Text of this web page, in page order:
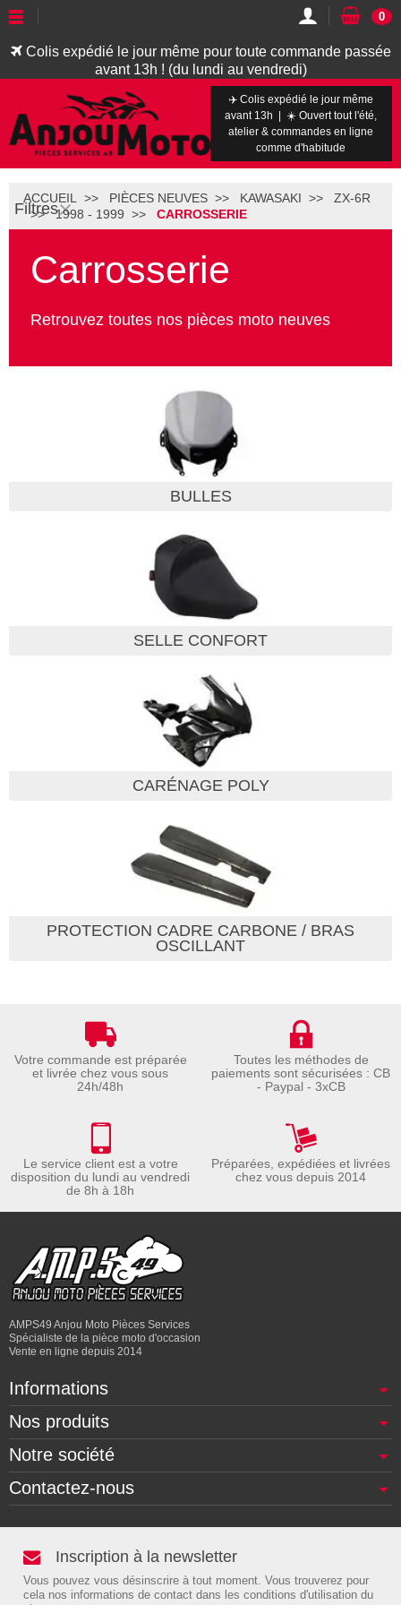
Colis expédié le jour même pour toute commande passée
avant 13h ! (du lundi au vendredi)
0
✈️ Colis expédié le jour même
avant 13h | ☀️ Ouvert tout l'été,
atelier & commandes en ligne
comme d'habitude
Filtres
ACCUEIL PIÈCES NEUVES KAWASAKI
ZX-6R
1998 - 1999
CARROSSERIE
Carrosserie
Retrouvez toutes nos pièces moto neuves
BULLES
SELLE CONFORT
CARÉNAGE POLY
PROTECTION CADRE CARBONE / BRAS
OSCILLANT
Votre commande est préparée
et livrée chez vous sous
24h/48h
Toutes les méthodes de
paiements sont sécurisées : CB
- Paypal - 3xCB
Le service client est a votre
disposition du lundi au vendredi
de 8h à 18h
Préparées, expédiées et livrées
chez vous depuis 2014
AMPS49 Anjou Moto Pièces Services
Spécialiste de la pièce moto d'occasion
Vente en ligne depuis 2014
Informations
Nos produits
Notre société
Contactez-nous
Inscription à la newsletter
Vous pouvez vous désinscrire à tout moment. Vous trouverez pour
cela nos informations de contact dans les conditions d'utilisation du